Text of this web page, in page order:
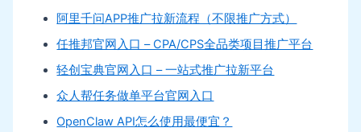
阿里千问APP推广拉新流程（不限推广方式）
任推邦官网入口 – CPA/CPS全品类项目推广平台
轻创宝典官网入口 – 一站式推广拉新平台
众人帮任务做单平台官网入口
OpenClaw API怎么使用最便宜？